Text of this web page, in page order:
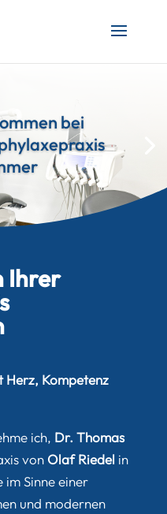
bei
Ihrer
Herz, Kompetenz
ich, Dr. Thomas
von Olaf Riedel in
im Sinne einer
und modernen